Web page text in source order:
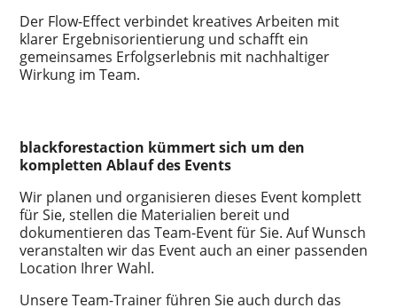
Der Flow-Effect verbindet kreatives Arbeiten mit
klarer Ergebnisorientierung und schafft ein
gemeinsames Erfolgserlebnis mit nachhaltiger
Wirkung im Team.
blackforestaction kümmert sich um den
kompletten Ablauf des Events
Wir planen und organisieren dieses Event komplett
für Sie, stellen die Materialien bereit und
dokumentieren das Team-Event für Sie. Auf Wunsch
veranstalten wir das Event auch an einer passenden
Location Ihrer Wahl.
Unsere Team-Trainer führen Sie auch durch das